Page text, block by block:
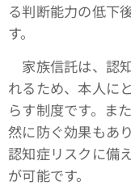
る判断能力の低下
す。
家族信託は、認
れるため、本人に
らす制度です。ま
然に防ぐ効果もあ
認知症リスクに備
が可能です。